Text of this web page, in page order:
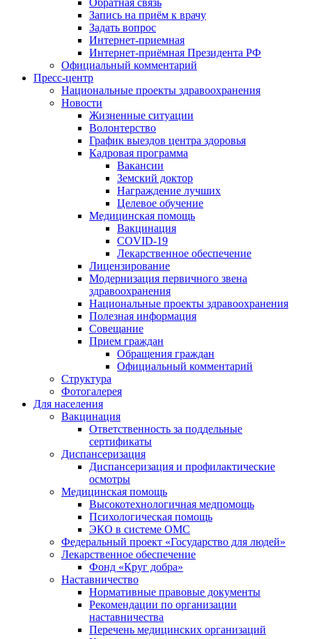
Запись на приём к врачу
Задать вопрос
Интернет-приемная
Интернет-приёмная Президента РФ
Официальный комментарий
Пресс-центр
Национальные проекты здравоохранения
Новости
Жизненные ситуации
Волонтерство
График выездов центра здоровья
Кадровая программа
Вакансии
Земский доктор
Награждение лучших
Целевое обучение
Медицинская помощь
Вакцинация
COVID-19
Лекарственное обеспечение
Лицензирование
Модернизация первичного звена
здравоохранения
Национальные проекты здравоохранения
Полезная информация
Совещание
Прием граждан
Обращения граждан
Официальный комментарий
Структура
Фотогалерея
Для населения
Вакцинация
Ответственность за поддельные
сертификаты
Диспансеризация
Диспансеризация и профилактические
осмотры
Медицинская помощь
Высокотехнологичная медпомощь
Психологическая помощь
ЭКО в системе ОМС
Федеральный проект «Государство для людей»
Лекарственное обеспечение
Фонд «Круг добра»
Наставничество
Нормативные правовые документы
Рекомендации по организации
наставничества
Перечень медицинских организаций